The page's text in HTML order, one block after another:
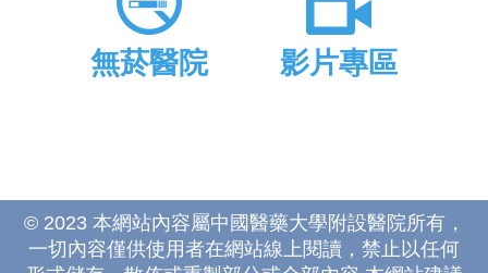
無菸醫院 影片專區
© 2023 本網站內容屬中國醫藥大學附設醫院所有，
一切內容僅供使用者在網站線上閱讀，禁止以任何